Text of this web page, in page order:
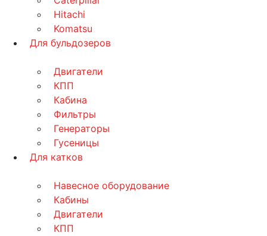
Hitachi
Komatsu
Для бульдозеров
Двигатели
КПП
Кабина
Фильтры
Генераторы
Гусеницы
Для катков
Навесное оборудование
Кабины
Двигатели
КПП